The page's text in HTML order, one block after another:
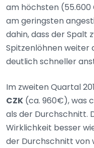
am höchsten (55.600
am geringsten
dahin, dass der Spalt
Spitzenlöhnen weiter
deutlich schneller
Im zweiten Quartal
CZK (ca. 960€), was
als der Durchschnitt.
Wirklichkeit besser
der Durchschnitt von